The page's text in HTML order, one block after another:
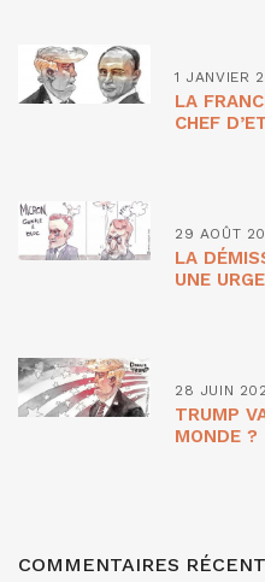
1 JANVIER
LA
CHEF
29 AOÛT
LA
UNE
28 JUIN
TRUMP
MONDE ?
COMMENTAIRES